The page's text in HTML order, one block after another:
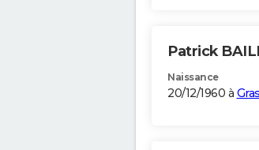
Patrick
Naissance
20/12/1960 à